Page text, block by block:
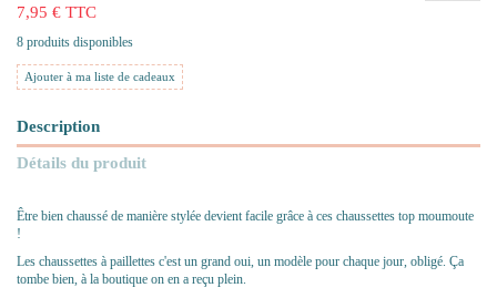
7,95 € TTC
8 produits disponibles
Ajouter à ma liste de cadeaux
Description
Détails du produit
Être bien chaussé de manière stylée devient facile grâce à ces chaussettes top moumoute
!
Les chaussettes à paillettes c'est un grand oui, un modèle pour chaque jour, obligé. Ça
tombe bien, à la boutique on en a reçu plein.